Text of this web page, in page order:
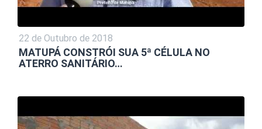
22 de Outubro de 2018
MATUPÁ CONSTRÓI SUA 5ª CÉLULA NO
ATERRO SANITÁRIO…